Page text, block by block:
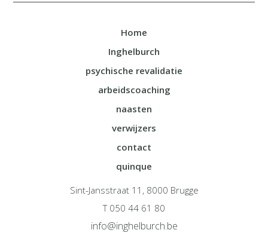
Home
Inghelburch
psychische revalidatie
arbeidscoaching
naasten
verwijzers
contact
quinque
Sint-Jansstraat 11, 8000 Brugge
T 050 44 61 80
info@inghelburch.be